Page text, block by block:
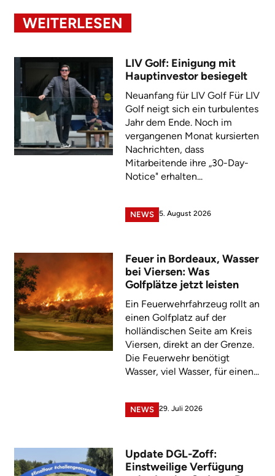
WEITERLESEN
LIV Golf: Einigung mit
Hauptinvestor besiegelt
Neuanfang für LIV Golf Für LIV
Golf neigt sich ein turbulentes
Jahr dem Ende. Noch im
vergangenen Monat kursierten
Nachrichten, dass
Mitarbeitende ihre „30-Day-
Notice" erhalten...
NEWS 5. August 2026
Feuer in Bordeaux, Wasser
bei Viersen: Was
Golfplätze jetzt leisten
Ein Feuerwehrfahrzeug rollt an
einen Golfplatz auf der
holländischen Seite am Kreis
Viersen, direkt an der Grenze.
Die Feuerwehr benötigt
Wasser, viel Wasser, für einen...
NEWS 29. Juli 2026
Update DGL-Zoff:
Einstweilige Verfügung